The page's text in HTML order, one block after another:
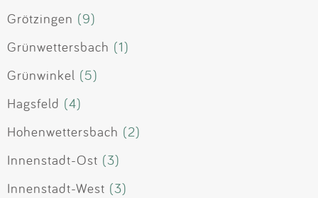
Grötzingen (9)
Grünwettersbach (1)
Grünwinkel (5)
Hagsfeld (4)
Hohenwettersbach (2)
Innenstadt-Ost (3)
Innenstadt-West (3)